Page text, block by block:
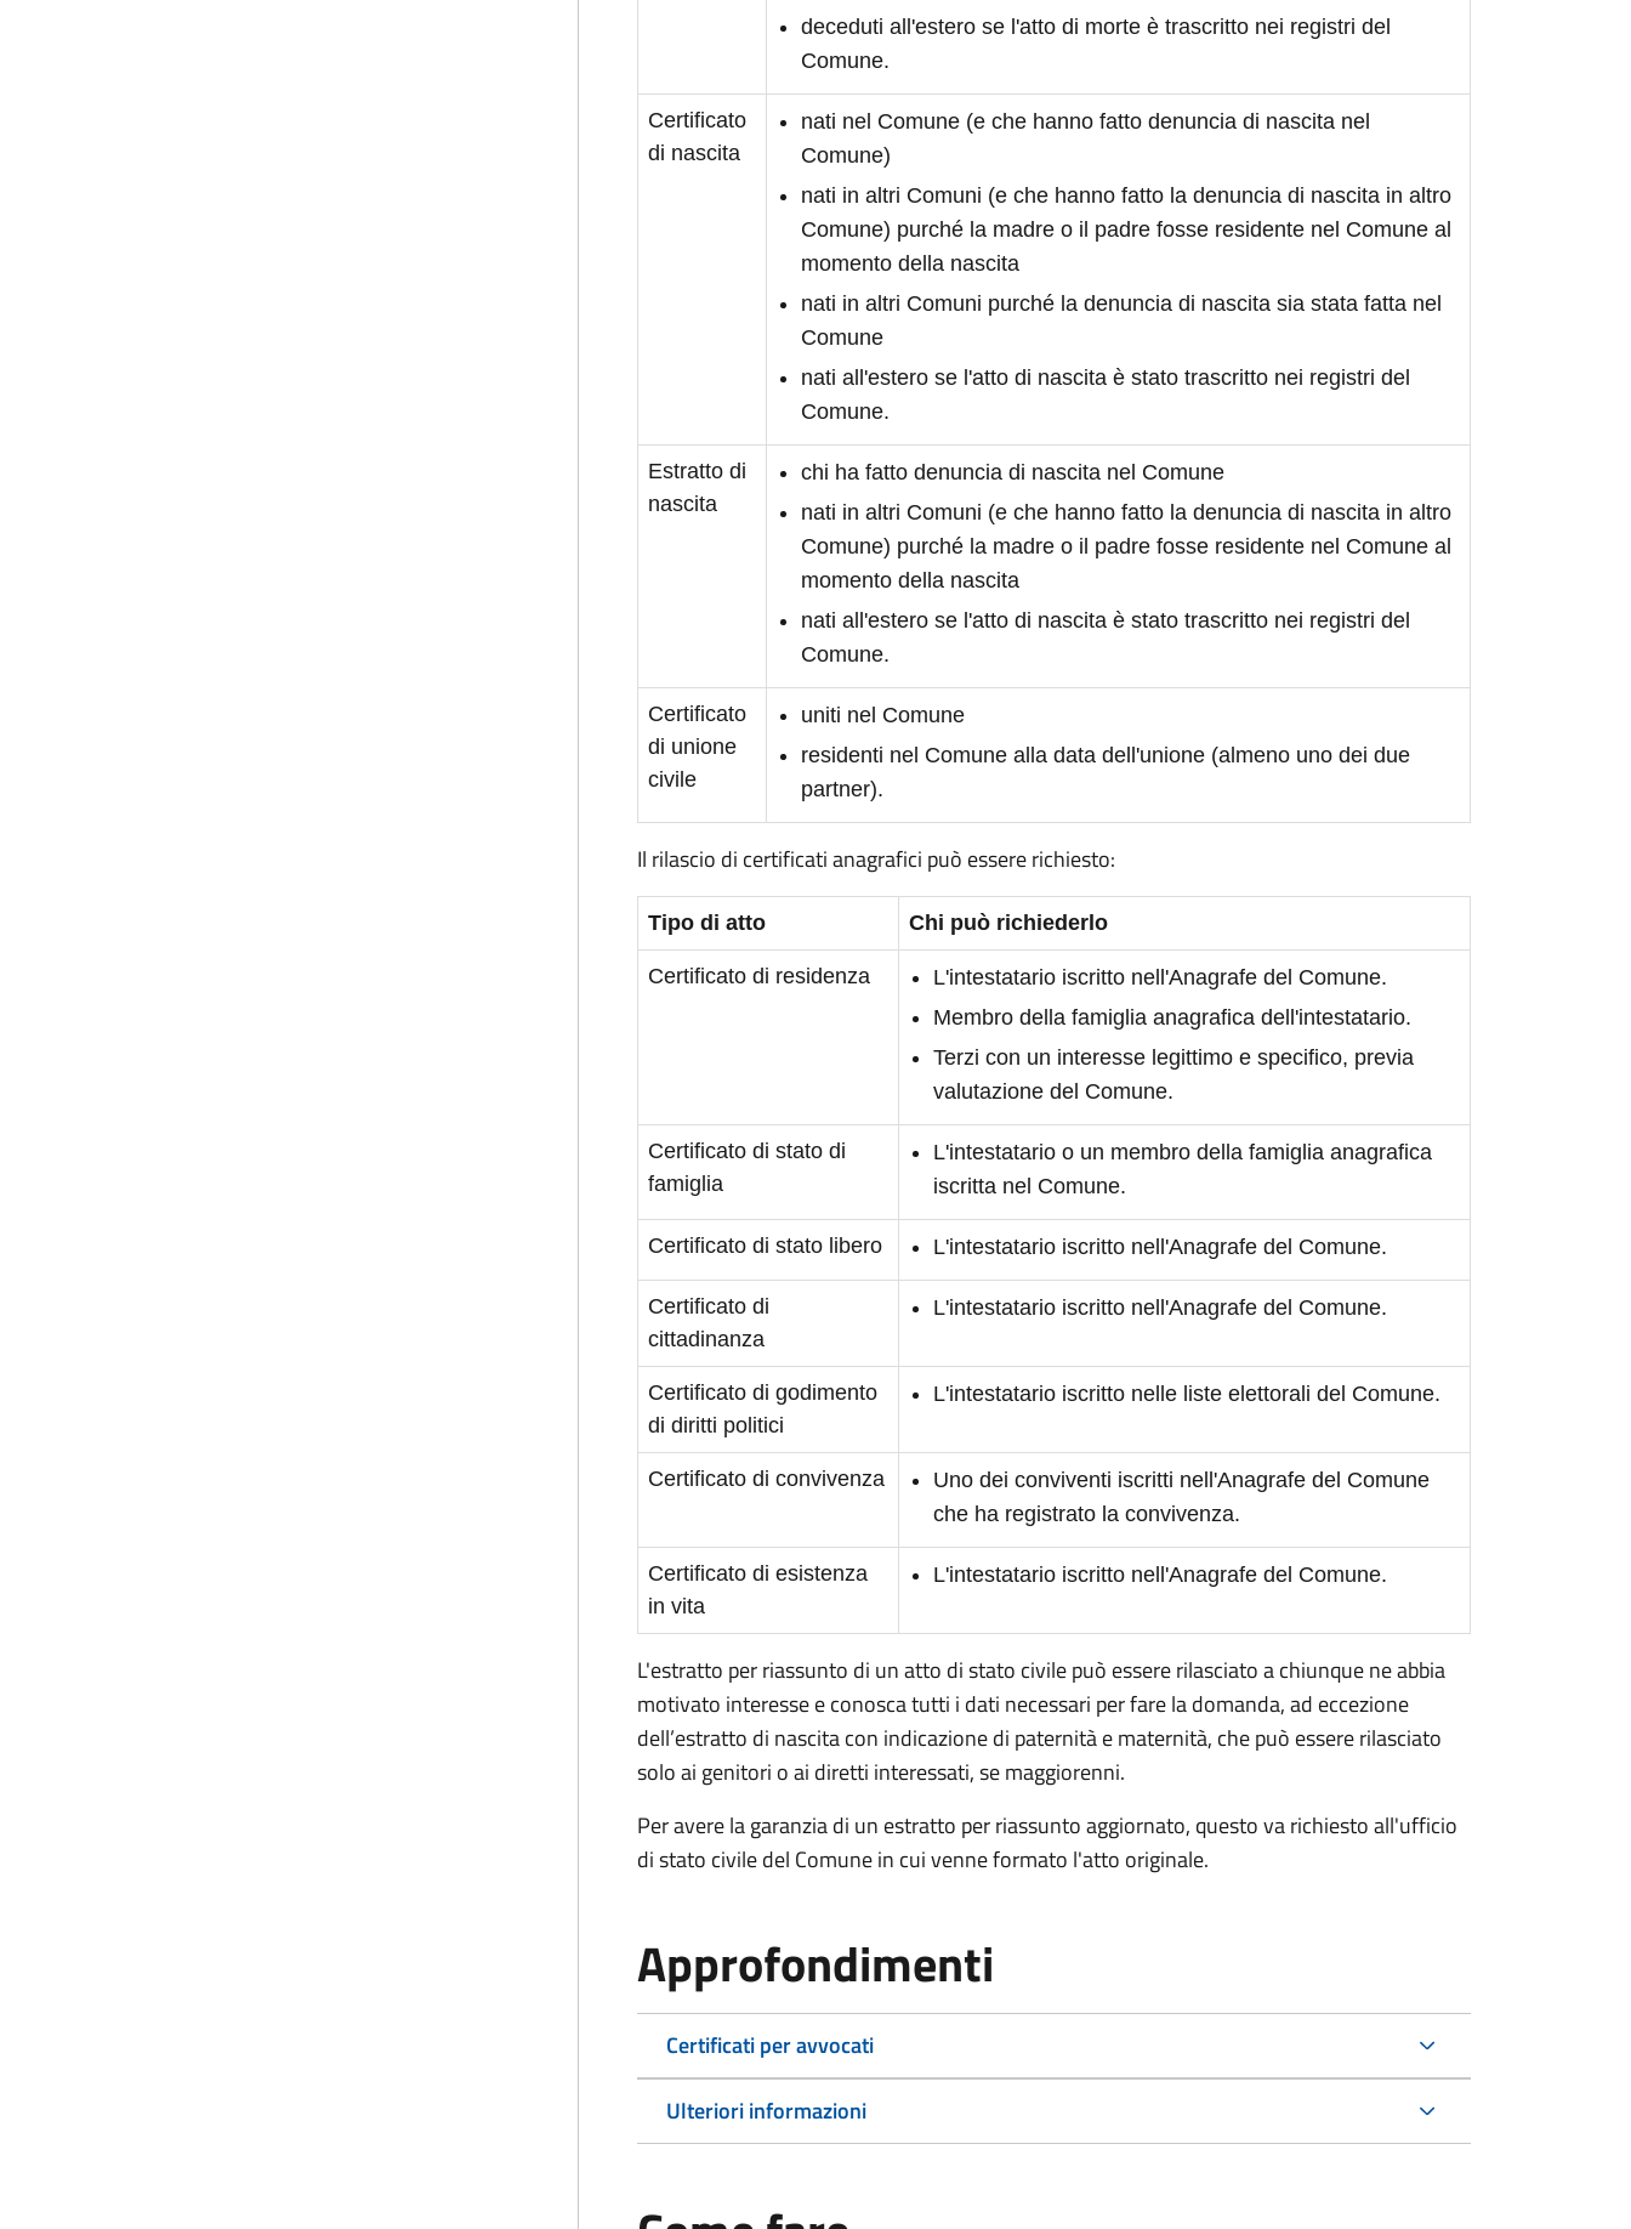
deceduti all'estero se l'atto di morte è trascritto nei registri del
Comune.
Certificato
di nascita
nati nel Comune (e che hanno fatto denuncia di nascita nel
Comune)
nati in altri Comuni (e che hanno fatto la denuncia di nascita in altro
Comune) purché la madre o il padre fosse residente nel Comune al
momento della nascita
nati in altri Comuni purché la denuncia di nascita sia stata fatta nel
Comune
nati all'estero se l'atto di nascita è stato trascritto nei registri del
Comune.
Estratto di
nascita
chi ha fatto denuncia di nascita nel Comune
nati in altri Comuni (e che hanno fatto la denuncia di nascita in altro
Comune) purché la madre o il padre fosse residente nel Comune al
momento della nascita
nati all'estero se l'atto di nascita è stato trascritto nei registri del
Comune.
Certificato
di unione
civile
uniti nel Comune
residenti nel Comune alla data dell'unione (almeno uno dei due
partner).
Il rilascio di certificati anagrafici può essere richiesto:
Tipo di atto Chi può richiederlo
Certificato di residenza
L'intestatario iscritto nell'Anagrafe del Comune.
Membro della famiglia anagrafica dell'intestatario.
Terzi con un interesse legittimo e specifico, previa
valutazione del Comune.
Certificato di stato di
famiglia
L'intestatario o un membro della famiglia anagrafica
iscritta nel Comune.
Certificato di stato libero L'intestatario iscritto nell'Anagrafe del Comune.
Certificato di
cittadinanza
L'intestatario iscritto nell'Anagrafe del Comune.
Certificato di godimento
di diritti politici
L'intestatario iscritto nelle liste elettorali del Comune.
Certificato di convivenza
Uno dei conviventi iscritti nell'Anagrafe del Comune
che ha registrato la convivenza.
Certificato di esistenza
in vita
L'intestatario iscritto nell'Anagrafe del Comune.
L'estratto per riassunto di un atto di stato civile può essere rilasciato a chiunque ne abbia
motivato interesse e conosca tutti i dati necessari per fare la domanda, ad eccezione
dell’estratto di nascita con indicazione di paternità e maternità, che può essere rilasciato
solo ai genitori o ai diretti interessati, se maggiorenni.
Per avere la garanzia di un estratto per riassunto aggiornato, questo va richiesto all'ufficio
di stato civile del Comune in cui venne formato l'atto originale.
Approfondimenti
Certificati per avvocati
Ulteriori informazioni